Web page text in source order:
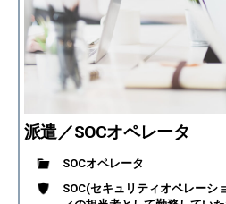
派遣／SOCオペレータ
SOCオペレータ
SOC(セキュリティオペレーシ